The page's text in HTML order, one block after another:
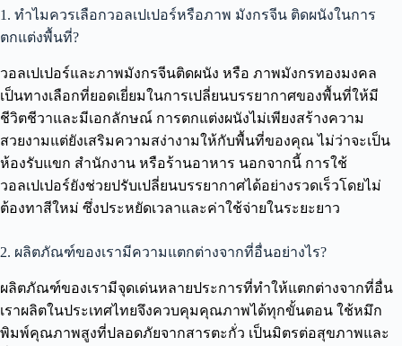
1. ทำไมควรเลือกวอลเปเปอร์หรือภาพ มังกรจีน ติดผนังในการ
ตกแต่งพื้นที่?
วอลเปเปอร์และภาพมังกรจีนติดผนัง หรือ ภาพมังกรทองมงคล
เป็นทางเลือกที่ยอดเยี่ยมในการเปลี่ยนบรรยากาศของพื้นที่ให้มี
ชีวิตชีวาและมีเอกลักษณ์ การตกแต่งผนังไม่เพียงสร้างความ
สวยงามแต่ยังเสริมความสง่างามให้กับพื้นที่ของคุณ ไม่ว่าจะเป็น
ห้องรับแขก สำนักงาน หรือร้านอาหาร นอกจากนี้ การใช้
วอลเปเปอร์ยังช่วยปรับเปลี่ยนบรรยากาศได้อย่างรวดเร็วโดยไม่
ต้องทาสีใหม่ ซึ่งประหยัดเวลาและค่าใช้จ่ายในระยะยาว
2. ผลิตภัณฑ์ของเรามีความแตกต่างจากที่อื่นอย่างไร?
ผลิตภัณฑ์ของเรามีจุดเด่นหลายประการที่ทำให้แตกต่างจากที่อื่น
เราผลิตในประเทศไทยจึงควบคุมคุณภาพได้ทุกขั้นตอน ใช้หมึก
พิมพ์คุณภาพสูงที่ปลอดภัยจากสารตะกั่ว เป็นมิตรต่อสุขภาพและ